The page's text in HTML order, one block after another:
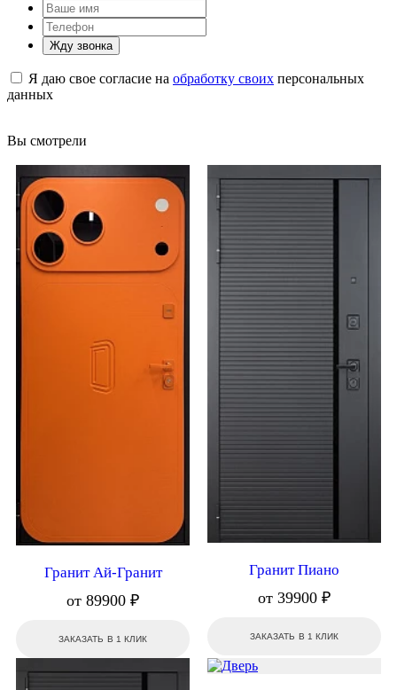
Жду звонка
Я даю свое согласие на обработку своих персональных
данных
Вы смотрели
Гранит Ай-Гранит
от 89900 ₽
ЗАКАЗАТЬ В 1 КЛИК
Гранит Пиано
от 39900 ₽
ЗАКАЗАТЬ В 1 КЛИК